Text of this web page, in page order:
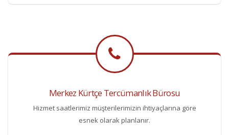
Merkez Kürtçe Tercümanlık Bürosu
Hizmet saatlerimiz müşterilerimizin ihtiyaçlarına göre
esnek olarak planlanır.